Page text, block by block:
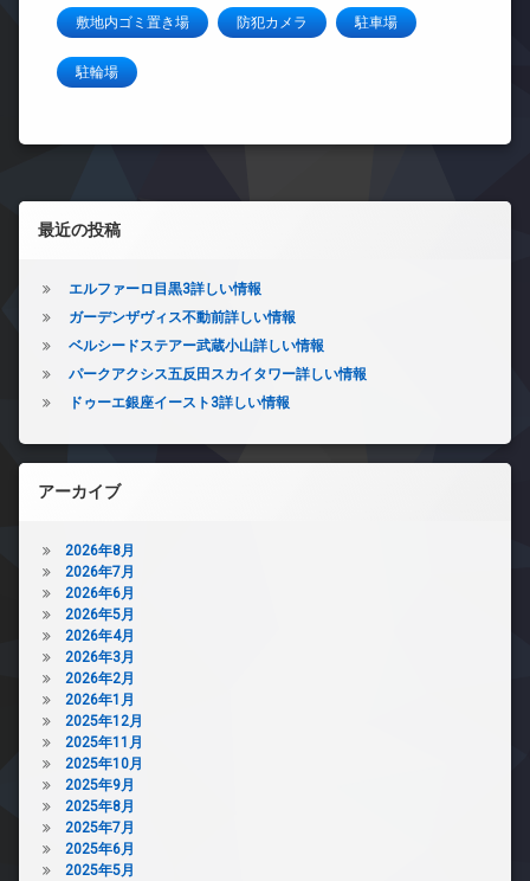
敷地内ゴミ置き場 防犯カメラ 駐車場
駐輪場
左サイドバー
最近の投稿
エルファーロ目黒3詳しい情報
ガーデンザヴィス不動前詳しい情報
ベルシードステアー武蔵小山詳しい情報
パークアクシス五反田スカイタワー詳しい情報
ドゥーエ銀座イースト3詳しい情報
アーカイブ
2026年8月
2026年7月
2026年6月
2026年5月
2026年4月
2026年3月
2026年2月
2026年1月
2025年12月
2025年11月
2025年10月
2025年9月
2025年8月
2025年7月
2025年6月
2025年5月